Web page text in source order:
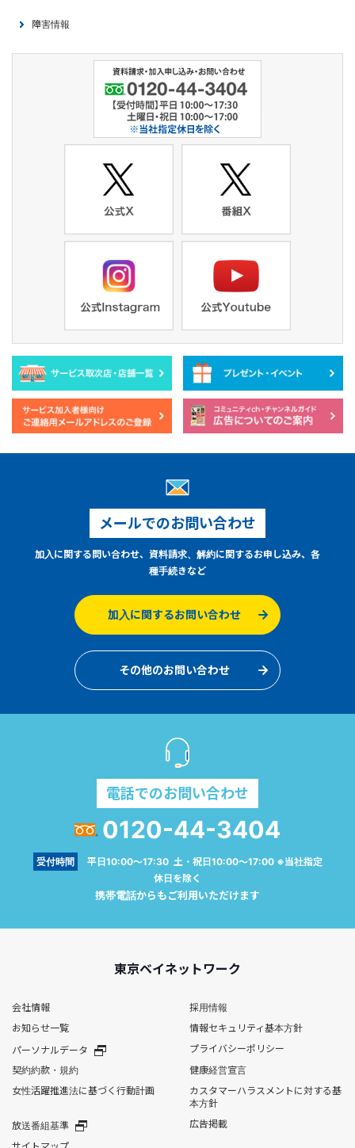
障害情報
メールでのお問い合わせ
加入に関する問い合わせ、資料請求、解約に関するお申し込み、各
種手続きなど
加入に関するお問い合わせ
その他のお問い合わせ
電話でのお問い合わせ
0120-44-3404
受付時間
平日10:00～17:30 土・祝日10:00～17:00 ※当社指定
休日を除く
携帯電話からもご利用いただけます
東京ベイネットワーク
会社情報
採用情報
お知らせ一覧
情報セキュリティ基本方針
パーソナルデータ
プライバシーポリシー
契約約款・規約
健康経営宣言
女性活躍推進法に基づく行動計画
カスタマーハラスメントに対する基
本方針
放送番組基準
広告掲載